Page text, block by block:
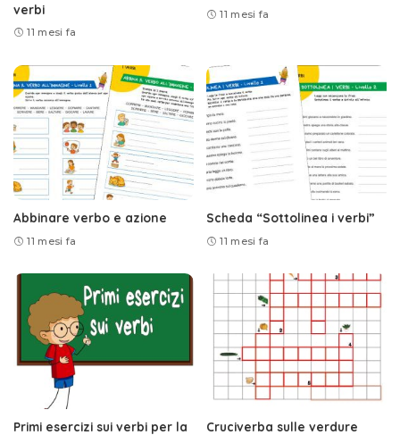
verbi
11 mesi fa
11 mesi fa
Abbinare verbo e azione
11 mesi fa
Scheda “Sottolinea i verbi”
11 mesi fa
Primi esercizi sui verbi per la
Cruciverba sulle verdure